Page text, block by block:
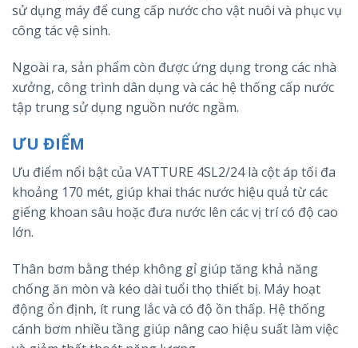
sử dụng máy để cung cấp nước cho vật nuôi và phục vụ
công tác vệ sinh.
Ngoài ra, sản phẩm còn được ứng dụng trong các nhà
xưởng, công trình dân dụng và các hệ thống cấp nước
tập trung sử dụng nguồn nước ngầm.
ƯU ĐIỂM
Ưu điểm nổi bật của VATTURE 4SL2/24 là cột áp tối đa
khoảng 170 mét, giúp khai thác nước hiệu quả từ các
giếng khoan sâu hoặc đưa nước lên các vị trí có độ cao
lớn.
Thân bơm bằng thép không gỉ giúp tăng khả năng
chống ăn mòn và kéo dài tuổi thọ thiết bị. Máy hoạt
động ổn định, ít rung lắc và có độ ồn thấp. Hệ thống
cánh bơm nhiều tầng giúp nâng cao hiệu suất làm việc